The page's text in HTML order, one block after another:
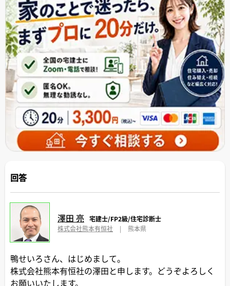
回答
澤田 亮
宅建士/FP2級/住宅診断士
株式会社熊本有恒社
| 熊本県
鴨せいろさん、はじめまして。
株式会社熊本有恒社の澤田と申します。どうぞよろしく
お願いいたします。